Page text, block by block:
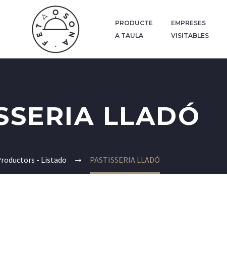
PRODUCTE
A TAULA
EMPRESES
VISITABLES
LLADÓ
- Listado PASTISSERIA LLADÓ